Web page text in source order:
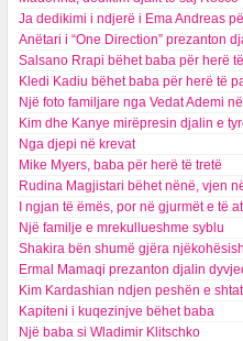
Ja dedikimi i ndjerë i Ema Andreas
Anëtari i “One Direction” prezanton
Salsano Rrapi bëhet baba për herë
Kledi Kadiu bëhet baba për herë të
Një foto familjare nga Vedat Ademi
Kim dhe Kanye mirëpresin djalin e
Nga djepi në krevat
Mike Myers, baba për herë të tretë
Rudina Magjistari bëhet nënë, vjen
I ngjan të ëmës, por në gjurmët e të
Një familje e mrekullueshme syblu
Shakira bën shumë gjëra
Ermal Mamaqi prezanton djalin
Kim Kardashian ndjen peshën e
Kapiteni i kuqezinjve bëhet baba
Një baba si Wladimir Klitschko